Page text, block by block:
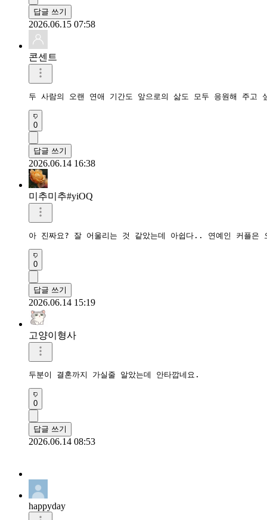
답글 쓰기
2026.06.15 07:58
콘센트
두 사람의 오랜 연애 기간도 앞으로의 삶도 모두 응원해 주고
0
답글 쓰기
2026.06.14 16:38
미추미추#yiOQ
아 진짜요? 잘 어울리는 것 같았는데 아쉽다.. 연예인 커플은
0
답글 쓰기
2026.06.14 15:19
고양이형사
두분이 결혼까지 가실줄 알았는데 안타깝네요.
0
답글 쓰기
2026.06.14 08:53
happyday